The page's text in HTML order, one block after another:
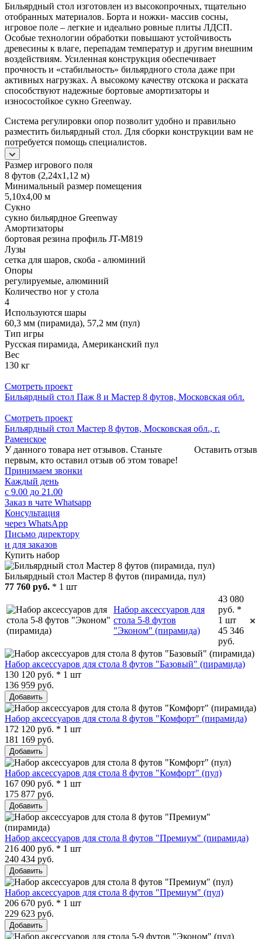
Бильярдный стол изготовлен из высокопрочных, тщательно
отобранных материалов. Борта и ножки- массив сосны,
игровое поле – легкие и идеально ровные плиты ЛДСП.
Особые технологии обработки повышают устойчивость
древесины к влаге, перепадам температур и другим внешним
воздействиям. Усиленная конструкция обеспечивает
прочность и «стабильность» бильярдного стола даже при
активных нагрузках. А высокому качеству отскока и раската
способствуют надежные бортовые амортизаторы и
износостойкое сукно Greenway.
Система регулировки опор позволит удобно и правильно
разместить бильярдный стол. Для сборки конструкции вам не
потребуется помощь специалистов.
Размер игрового поля
8 футов (2,24х1,12 м)
Минимальный размер помещения
5,10х4,00 м
Сукно
сукно бильярдное Greenway
Амортизаторы
бортовая резина профиль JT-M819
Лузы
сетка для шаров, скоба - алюминий
Опоры
регулируемые, алюминий
Количество ног у стола
4
Используются шары
60,3 мм (пирамида), 57,2 мм (пул)
Тип игры
Русская пирамида, Американский пул
Вес
130 кг
Смотреть проект
Бильярдный стол Паж 8 и Мастер 8 футов, Московская обл.
Смотреть проект
Бильярдный стол Мастер 8 футов, Московская обл., г.
Раменское
Оставить отзыв
У данного товара нет отзывов. Станьте
первым, кто оставил отзыв об этом товаре!
Принимаем звонки
Каждый день
с 9.00 до 21.00
Заказ в чате Whatsapp
Консультация
через WhatsApp
Письмо директору
и для заказов
Купить набор
Бильярдный стол Мастер 8 футов (пирамида, пул)
77 760 руб. * 1 шт
Набор аксессуаров для
стола 5-8 футов
"Эконом" (пирамида)
43 080
руб. *
1 шт
45 346
руб.
Набор аксессуаров для стола 8 футов "Базовый" (пирамида)
130 120 руб. * 1 шт
136 959 руб.
Добавить
Набор аксессуаров для стола 8 футов "Комфорт" (пирамида)
172 120 руб. * 1 шт
181 169 руб.
Добавить
Набор аксессуаров для стола 8 футов "Комфорт" (пул)
167 090 руб. * 1 шт
175 877 руб.
Добавить
Набор аксессуаров для стола 8 футов "Премиум" (пирамида)
216 400 руб. * 1 шт
240 434 руб.
Добавить
Набор аксессуаров для стола 8 футов "Премиум" (пул)
206 670 руб. * 1 шт
229 623 руб.
Добавить